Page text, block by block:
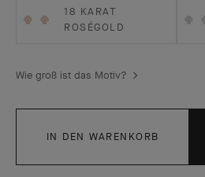
18 KARAT
ROSÉGOLD
Wie groß ist das Motiv?
IN DEN WARENKORB